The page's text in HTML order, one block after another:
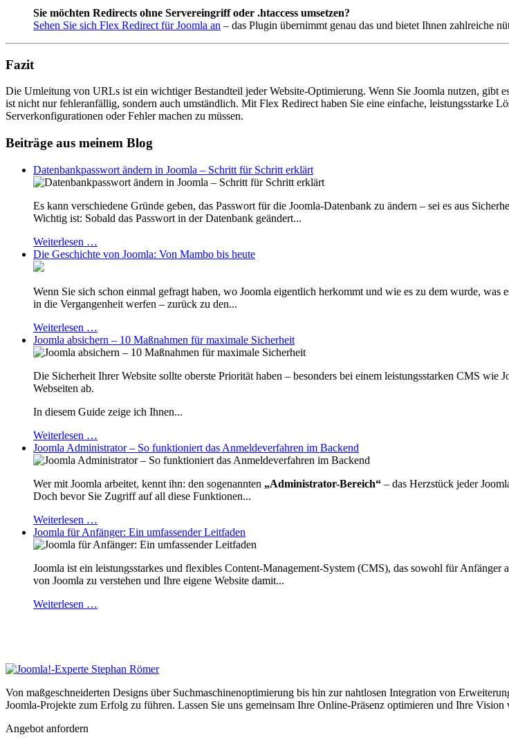
Sie möchten Redirects ohne Servereingriff oder .htaccess umsetzen?
Sehen Sie sich Flex Redirect für Joomla an – das Plugin übernimmt genau das und bietet Ihnen zahlreiche
Fazit
Die Umleitung von URLs ist ein wichtiger Bestandteil jeder Website-Optimierung. Wenn Sie Joomla nutzen, gibt
ist nicht nur fehleranfällig, sondern auch umständlich. Mit Flex Redirect haben Sie eine einfache, leistungsstarke
Serverkonfigurationen oder Fehler machen zu müssen.
Beiträge aus meinem Blog
Datenbankpasswort ändern in Joomla – Schritt für Schritt erklärt
Es kann verschiedene Gründe geben, das Passwort für die Joomla-Datenbank zu ändern – sei es aus
Wichtig ist: Sobald das Passwort in der Datenbank geändert...
Weiterlesen …
Die Geschichte von Joomla: Von Mambo bis heute
Wenn Sie sich schon einmal gefragt haben, wo Joomla eigentlich herkommt und wie es zu dem wurde,
in die Vergangenheit werfen – zurück zu den...
Weiterlesen …
Joomla absichern – 10 Maßnahmen für maximale Sicherheit
Die Sicherheit Ihrer Website sollte oberste Priorität haben – besonders bei einem leistungsstarken CMS
Webseiten ab.
In diesem Guide zeige ich Ihnen...
Weiterlesen …
Joomla Administrator – So funktioniert das Anmeldeverfahren im Backend
Wer mit Joomla arbeitet, kennt ihn: den sogenannten „Administrator-Bereich“ – das Herzstück jeder
Doch bevor Sie Zugriff auf all diese Funktionen...
Weiterlesen …
Joomla für Anfänger: Ein umfassender Leitfaden
Joomla ist ein leistungsstarkes und flexibles Content-Management-System (CMS), das sowohl für
von Joomla zu verstehen und Ihre eigene Website damit...
Weiterlesen …
Von maßgeschneiderten Designs über Suchmaschinenoptimierung bis hin zur nahtlosen Integration von
Joomla-Projekte zum Erfolg zu führen. Lassen Sie uns gemeinsam Ihre Online-Präsenz optimieren und Ihre
Angebot anfordern